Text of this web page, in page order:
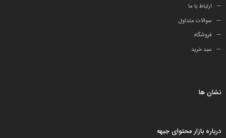
ارتباط با ما
سوالات متداول
فروشگاه
سبد خرید
نشان ها
درباره بازار محتوای جبهه